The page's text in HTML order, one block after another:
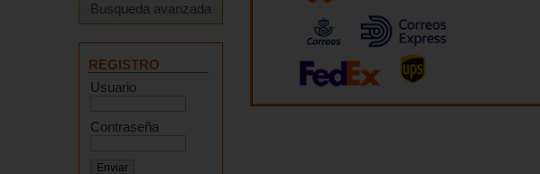
Busqueda avanzada
REGISTRO
Usuario
Contraseña